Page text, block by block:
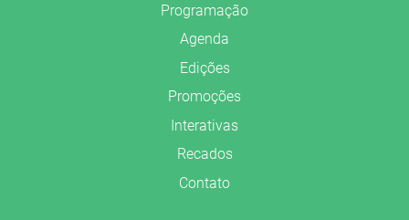
Programação
Agenda
Edições
Promoções
Interativas
Recados
Contato